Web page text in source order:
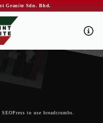
Granite Sdn. Bhd.
to use breadcrumbs.